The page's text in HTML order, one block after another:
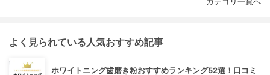
よく見られている人気おすすめ記事
ホワイトニング歯磨き粉おすすめランキング52選！口コミ